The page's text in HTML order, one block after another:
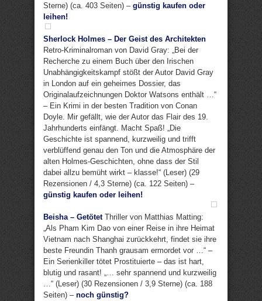
Sterne) (ca. 403 Seiten) – günstig kaufen oder
leihen!
Sherlock Holmes – Der Geist des Architekten
Retro-Kriminalroman von David Gray: „Bei der
Recherche zu einem Buch über den Irischen
Unabhängigkeitskampf stößt der Autor David Gray
in London auf ein geheimes Dossier, das
Originalaufzeichnungen Doktor Watsons enthält …“
– Ein Krimi in der besten Tradition von Conan
Doyle. Mir gefällt, wie der Autor das Flair des 19.
Jahrhunderts einfängt. Macht Spaß! „Die
Geschichte ist spannend, kurzweilig und trifft
verblüffend genau den Ton und die Atmosphäre der
alten Holmes-Geschichten, ohne dass der Stil
dabei allzu bemüht wirkt – klasse!“ (Leser) (29
Rezensionen / 4,3 Sterne) (ca. 122 Seiten) –
günstig kaufen oder leihen!
Beisha – GetötetThriller von Matthias Matting:
„Als Pham Kim Dao von einer Reise in ihre Heimat
Vietnam nach Shanghai zurückkehrt, findet sie ihre
beste Freundin Thanh grausam ermordet vor …“ –
Ein Serienkiller tötet Prostituierte – das ist hart,
blutig und rasant! „… sehr spannend und kurzweilig
…“ (Leser) (30 Rezensionen / 3,9 Sterne) (ca. 188
Seiten) – noch günstig?